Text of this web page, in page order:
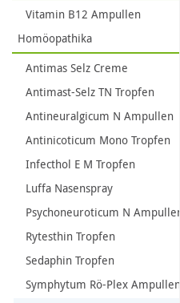
Vitamin B12 Ampullen
Homöopathika
Antimas Selz Creme
Antimast-Selz TN Tropfen
Antineuralgicum N Ampullen
Antinicoticum Mono Tropfen
Infecthol E M Tropfen
Luffa Nasenspray
Psychoneuroticum N Ampullen
Rytesthin Tropfen
Sedaphin Tropfen
Symphytum Rö-Plex Ampullen